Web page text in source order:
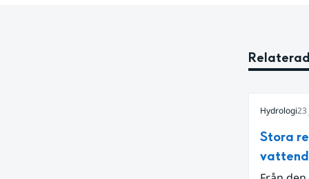
Hydrologi23
Stora